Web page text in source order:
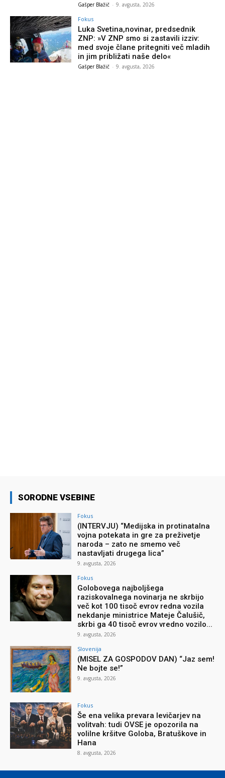
Gašper Blažič - 9. avgusta, 2026
Fokus
Luka Svetina,novinar, predsednik
ZNP: »V ZNP smo si zastavili izziv:
med svoje člane pritegniti več mladih
in jim približati naše delo«
Gašper Blažič - 9. avgusta, 2026
SORODNE VSEBINE
Fokus
(INTERVJU) “Medijska in protinatalna
vojna potekata in gre za preživetje
naroda – zato ne smemo več
nastavljati drugega lica”
9. avgusta, 2026
Fokus
Golobovega najboljšega
raziskovalnega novinarja ne skrbijo
več kot 100 tisoč evrov redna vozila
nekdanje ministrice Mateje Čalušič,
skrbi ga 40 tisoč evrov vredno vozilo...
9. avgusta, 2026
Slovenija
(MISEL ZA GOSPODOV DAN) “Jaz sem!
Ne bojte se!”
9. avgusta, 2026
Fokus
Še ena velika prevara levičarjev na
volitvah: tudi OVSE je opozorila na
volilne kršitve Goloba, Bratuškove in
Hana
8. avgusta, 2026